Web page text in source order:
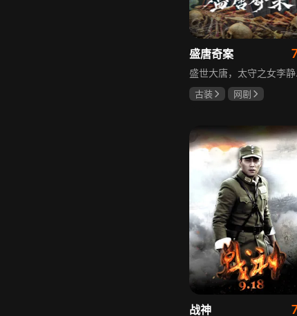
盛唐奇案
盛世大唐，太守之女李静澜天赋异禀，擅
古装
网剧
战神